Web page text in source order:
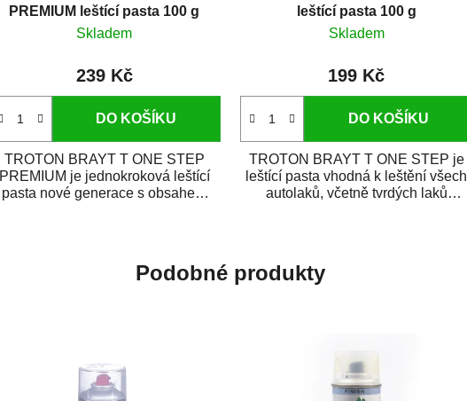
PREMIUM leštící pasta 100 g
Skladem
239 Kč
DO KOŠÍKU
TROTON BRAYT T ONE STEP
PREMIUM je jednokroková leštící
pasta nové generace s obsahem
leštící pasta 100 g
Skladem
199 Kč
DO KOŠÍKU
TROTON BRAYT T ONE STEP je
leštící pasta vhodná k leštění všech
autolaků, včetně tvrdých laků
Podobné produkty